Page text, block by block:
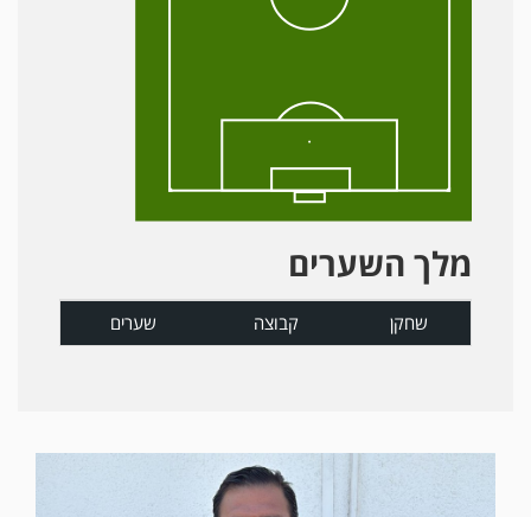
מלך השערים
שחקן קבוצה שערים